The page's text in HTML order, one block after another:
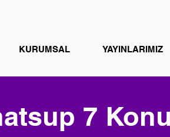
KURUMSAL YAYINLARIMIZ
7